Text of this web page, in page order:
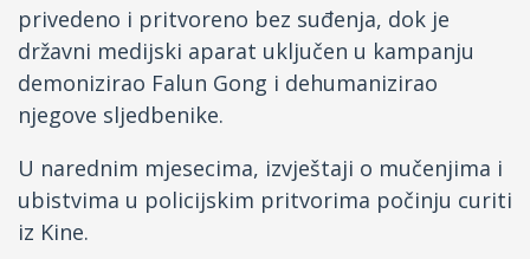
privedeno i pritvoreno bez suđenja, dok je
državni medijski aparat uključen u kampanju
demonizirao Falun Gong i dehumanizirao
njegove sljedbenike.
U narednim mjesecima, izvještaji o mučenjima i
ubistvima u policijskim pritvorima počinju curiti
iz Kine.